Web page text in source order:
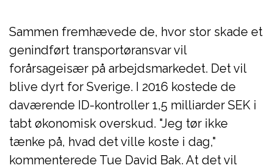
Sammen fremhævede de, hvor stor skade et
genindført transportøransvar vil
forårsageisær på arbejdsmarkedet. Det vil
blive dyrt for Sverige. I 2016 kostede de
daværende ID-kontroller 1,5 milliarder SEK i
tabt økonomisk overskud. "Jeg tør ikke
tænke på, hvad det ville koste i dag,"
kommenterede Tue David Bak. At det vil